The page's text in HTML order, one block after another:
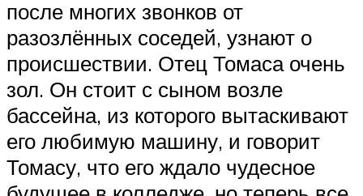
после многих звонков от
разозлённых соседей, узнают о
происшествии. Отец Томаса очень
зол. Он стоит с сыном возле
бассейна, из которого вытаскивают
его любимую машину, и говорит
Томасу, что его ждало чудесное